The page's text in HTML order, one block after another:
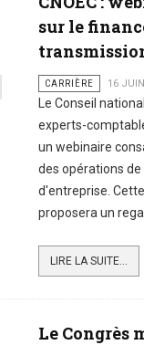
sur le
CARRIÈRE 16
Le Conseil
experts-
un webinaire
des opérations
d'entreprise.
proposera un
LIRE LA SUITE...
Le Congrès